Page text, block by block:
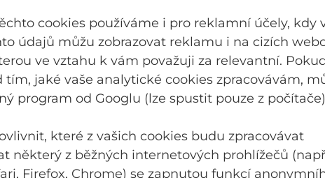
cookies používáme i pro reklamní účely, kdy
údajů můžu zobrazovat reklamu i na cizích
ve vztahu k vám považuji za relevantní.
tím, jaké vaše analytické cookies zpracovávám,
program od Googlu (lze spustit pouze z
které z vašich cookies budu zpracovávat
některý z běžných internetových prohlížečů
Firefox, Chrome) se zapnutou funkcí